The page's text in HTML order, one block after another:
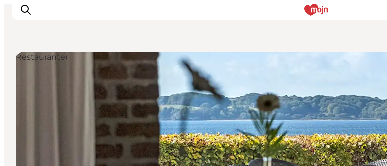
Planlæg din ferie
Restauranter